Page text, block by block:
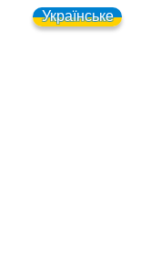
Українське